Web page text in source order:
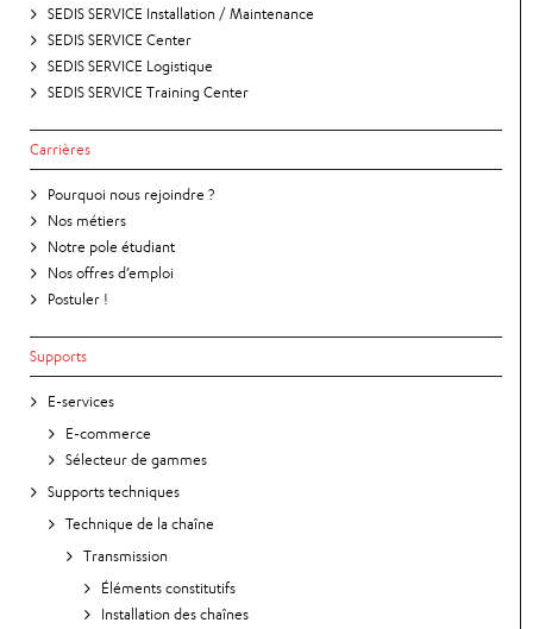
SEDIS SERVICE Installation / Maintenance
SEDIS SERVICE Center
SEDIS SERVICE Logistique
SEDIS SERVICE Training Center
Carrières
Pourquoi nous rejoindre ?
Nos métiers
Notre pole étudiant
Nos offres d’emploi
Postuler !
Supports
E-services
E-commerce
Sélecteur de gammes
Supports techniques
Technique de la chaîne
Transmission
Éléments constitutifs
Installation des chaînes